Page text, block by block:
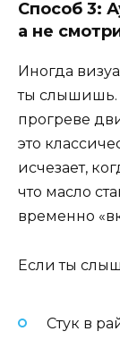
Способ 3:
а не
Иногда
ты слышишь.
прогреве
это
исчезает,
что масло
временно
Если ты
Стук в